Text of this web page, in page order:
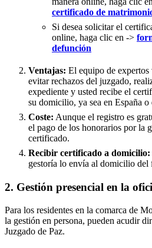
certificado de
Si desea solicitar el
online, haga clic en ->
defunción
Ventajas: El equipo de
evitar rechazos del juzgado,
expediente y usted recibe el
su domicilio, ya sea en España o
Coste: Aunque el registro es
el pago de los honorarios por la
certificado.
Recibir certificado a domicilio:
gestoría lo envía al domicilio del
2. Gestión presencial en la
Para los residentes en la comarca de
la gestión en persona, pueden acudir
Juzgado de Paz.